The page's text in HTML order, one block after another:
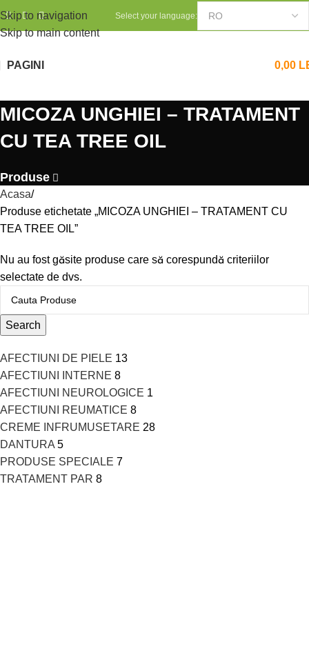
Skip to navigation
Skip to main content
Select your language:
PAGINI 0,00
MICOZA UNGHIEI – TRATAMENT
CU TEA TREE OIL
Produse
AFECTIUNI DE PIELE 13
AFECTIUNI INTERNE 8
AFECTIUNI NEUROLOGICE 1
AFECTIUNI REUMATICE 8
CREME INFRUMUSETARE 28
DANTURA 5
PRODUSE SPECIALE 7
TRATAMENT PAR 8
Acasa
Produse etichetate „MICOZA UNGHIEI – TRATAMENT CU
TEA TREE OIL”
Nu au fost găsite produse care să corespundă criteriilor
selectate de dvs.
Search